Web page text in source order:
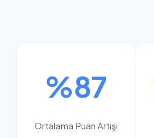
%87
Ortalama Puan Artışı